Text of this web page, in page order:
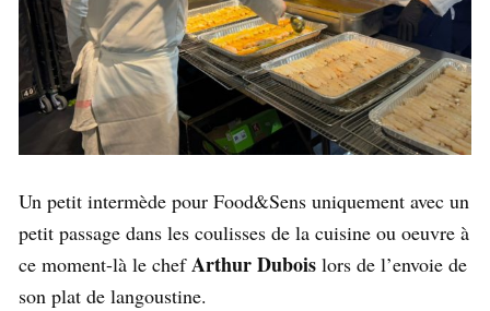
Un petit intermède pour Food&Sens uniquement avec un
petit passage dans les coulisses de la cuisine ou oeuvre à
ce moment-là le chefArthur Dubois lors de l’envoie de
son plat de langoustine.